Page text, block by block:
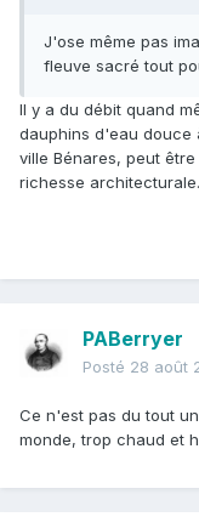
J'ose même pas
fleuve sacré tout
Il y a du débit quand
dauphins d'eau douce
ville Bénares, peut
richesse architecturale.
PABerryer
Posté 28 août
Ce n'est pas du tout
monde, trop chaud et